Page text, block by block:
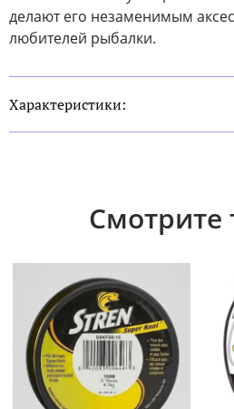
делают его незаменимым
любителей рыбалки.
Характеристики:
Смотрите